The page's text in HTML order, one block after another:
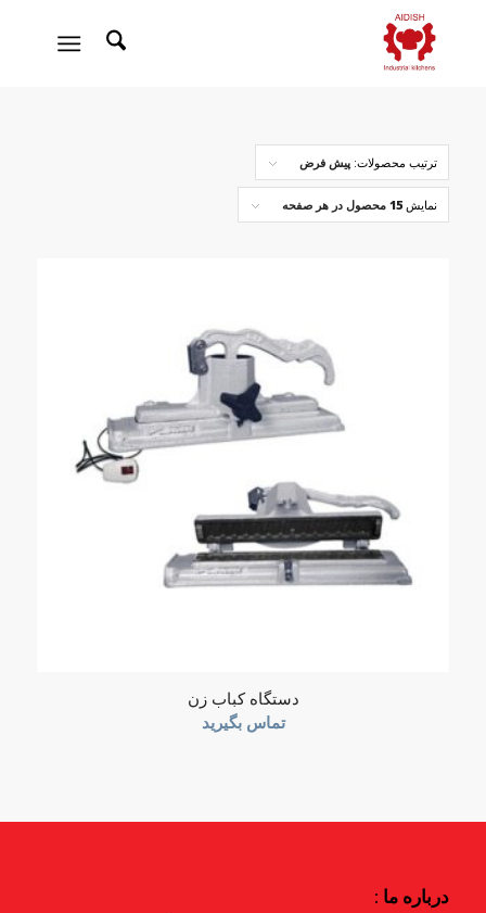
ترتیب محصولات: پیش فرض
نمایش 15 محصول در هر صفحه
دستگاه کباب زن
تماس بگیرید
درباره ما :